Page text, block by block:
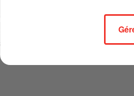
présentateur, le chanteur a révélé
pas pour chanter. C'était avec
Et moi je suis le policier. Je
hauteur », s'est-il confié sur France
beaucoup le cinéma ». Affaire à